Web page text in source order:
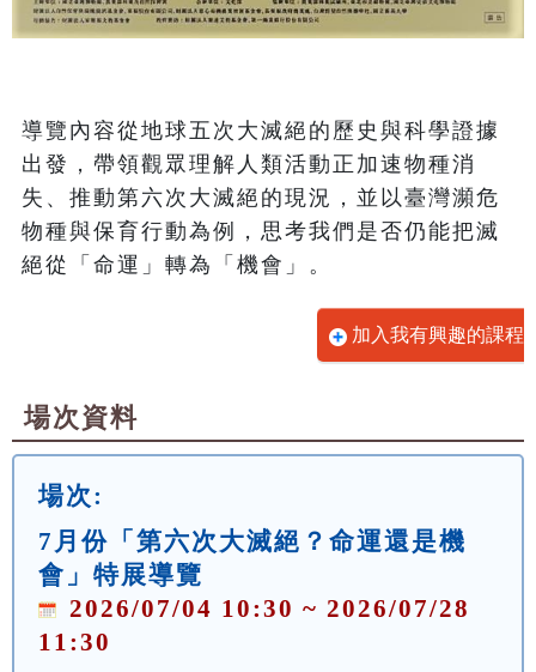
導覽內容從地球五次大滅絕的歷史與科學證據
出發，帶領觀眾理解人類活動正加速物種消
失、推動第六次大滅絕的現況，並以臺灣瀕危
物種與保育行動為例，思考我們是否仍能把滅
絕從「命運」轉為「機會」。
加入我有興趣的課程
場次資料
場次:
7月份「第六次大滅絕？命運還是機
會」特展導覽
2026/07/04 10:30 ~ 2026/07/28
11:30